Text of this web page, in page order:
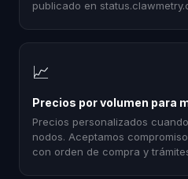
publicado en
📈
Precios por volumen para
Precios personalizados
nodos. Aceptamos
con orden de compra y